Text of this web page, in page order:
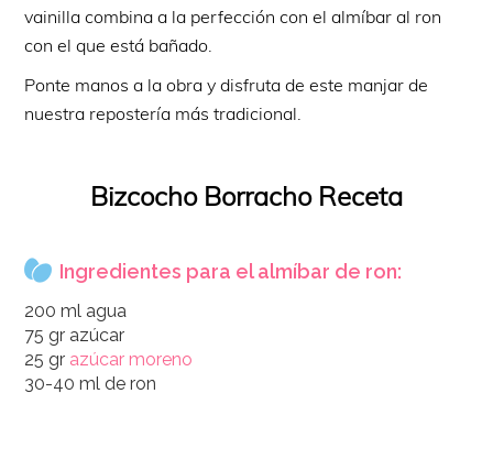
vainilla combina a la perfección con el almíbar al ron
con el que está bañado.
Ponte manos a la obra y disfruta de este manjar de
nuestra repostería más tradicional.
Bizcocho Borracho Receta
Ingredientes para el almíbar de ron:
200 ml agua
75 gr azúcar
25 gr azúcar moreno
30-40 ml de ron